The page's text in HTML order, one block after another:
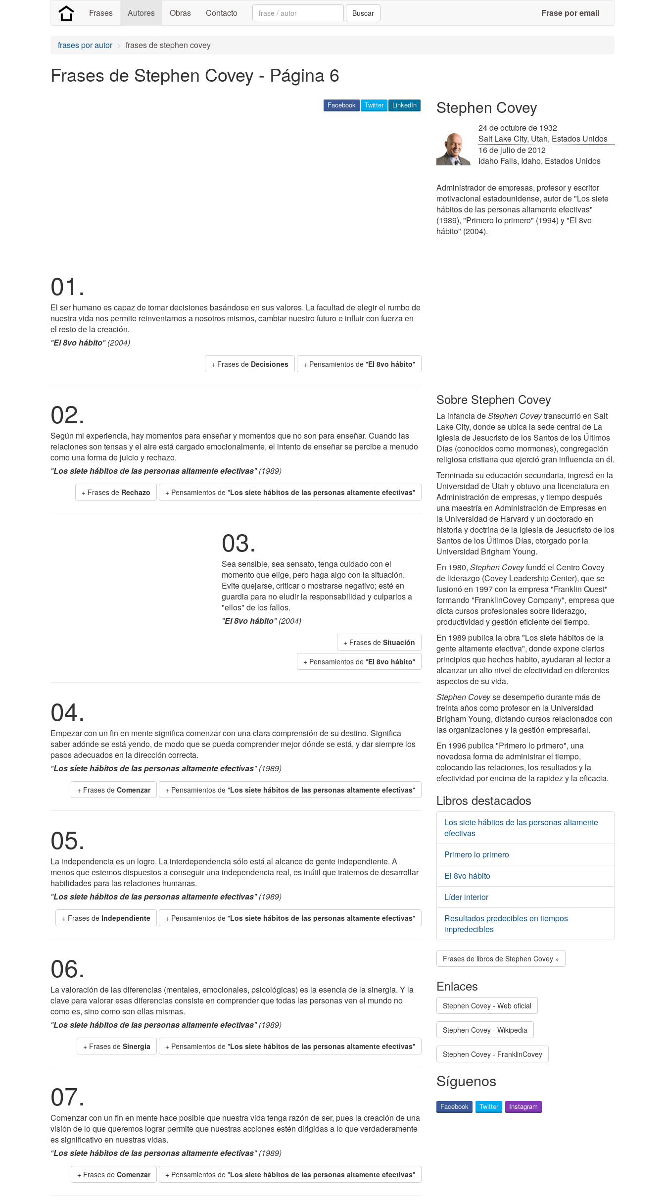
Frases Autores Obras Contacto Search: Buscar Frase por email
frases por autor frases de stephen covey
Frases de Stephen Covey - Página 6
LinkedIn
Twitter
Facebook
01.
El ser humano es capaz de tomar decisiones basándose en sus valores. La facultad de elegir el rumbo de
nuestra vida nos permite reinventarnos a nosotros mismos, cambiar nuestro futuro e influir con fuerza en
el resto de la creación.
"El 8vo hábito" (2004)
+ Frases de Decisiones + Pensamientos de "El 8vo hábito"
02.
Según mi experiencia, hay momentos para enseñar y momentos que no son para enseñar. Cuando las
relaciones son tensas y el aire está cargado emocionalmente, el intento de enseñar se percibe a menudo
como una forma de juicio y rechazo.
"Los siete hábitos de las personas altamente efectivas" (1989)
+ Frases de Rechazo + Pensamientos de "Los siete hábitos de las personas altamente efectivas"
03.
Sea sensible, sea sensato, tenga cuidado con el
momento que elige, pero haga algo con la situación.
Evite quejarse, criticar o mostrarse negativo; esté en
guardia para no eludir la responsabilidad y culparlos a
"ellos" de los fallos.
"El 8vo hábito" (2004)
+ Frases de Situación
+ Pensamientos de "El 8vo hábito"
04.
Empezar con un fin en mente significa comenzar con una clara comprensión de su destino. Significa
saber adónde se está yendo, de modo que se pueda comprender mejor dónde se está, y dar siempre los
pasos adecuados en la dirección correcta.
"Los siete hábitos de las personas altamente efectivas" (1989)
+ Frases de Comenzar + Pensamientos de "Los siete hábitos de las personas altamente efectivas"
05.
La independencia es un logro. La interdependencia sólo está al alcance de gente independiente. A
menos que estemos dispuestos a conseguir una independencia real, es inútil que tratemos de desarrollar
habilidades para las relaciones humanas.
"Los siete hábitos de las personas altamente efectivas" (1989)
+ Frases de Independiente + Pensamientos de "Los siete hábitos de las personas altamente efectivas"
06.
La valoración de las diferencias (mentales, emocionales, psicológicas) es la esencia de la sinergia. Y la
clave para valorar esas diferencias consiste en comprender que todas las personas ven el mundo no
como es, sino como son ellas mismas.
"Los siete hábitos de las personas altamente efectivas" (1989)
+ Frases de Sinergia + Pensamientos de "Los siete hábitos de las personas altamente efectivas"
07.
Comenzar con un fin en mente hace posible que nuestra vida tenga razón de ser, pues la creación de una
visión de lo que queremos lograr permite que nuestras acciones estén dirigidas a lo que verdaderamente
es significativo en nuestras vidas.
"Los siete hábitos de las personas altamente efectivas" (1989)
+ Frases de Comenzar + Pensamientos de "Los siete hábitos de las personas altamente efectivas"
Stephen Covey
24 de octubre de 1932
Salt Lake City, Utah, Estados Unidos
16 de julio de 2012
Idaho Falls, Idaho, Estados Unidos
Administrador de empresas, profesor y escritor
motivacional estadounidense, autor de "Los siete
hábitos de las personas altamente efectivas"
(1989), "Primero lo primero" (1994) y "El 8vo
hábito" (2004).
Sobre Stephen Covey
La infancia deStephen Coveytranscurrió en Salt
Lake City, donde se ubica la sede central de La
Iglesia de Jesucristo de los Santos de los Últimos
Días (conocidos como mormones), congregación
religiosa cristiana que ejerció gran influencia en él.
Terminada su educación secundaria, ingresó en la
Universidad de Utah y obtuvo una licenciatura en
Administración de empresas, y tiempo después
una maestría en Administración de Empresas en
la Universidad de Harvard y un doctorado en
historia y doctrina de la Iglesia de Jesucristo de los
Santos de los Últimos Días, otorgado por la
Universidad Brigham Young.
En 1980, Stephen Coveyfundó el Centro Covey
de liderazgo (Covey Leadership Center), que se
fusionó en 1997 con la empresa "Franklin Quest"
formando "FranklinCovey Company", empresa que
dicta cursos profesionales sobre liderazgo,
productividad y gestión eficiente del tiempo.
En 1989 publica la obra "Los siete hábitos de la
gente altamente efectiva", donde expone ciertos
principios que hechos habito, ayudaran al lector a
alcanzar un alto nivel de efectividad en diferentes
aspectos de su vida.
Stephen Coveyse desempeño durante más de
treinta años como profesor en la Universidad
Brigham Young, dictando cursos relacionados con
las organizaciones y la gestión empresarial.
En 1996 publica "Primero lo primero", una
novedosa forma de administrar el tiempo,
colocando las relaciones, los resultados y la
efectividad por encima de la rapidez y la eficacia.
Libros destacados
Los siete hábitos de las personas altamente
efectivas
Primero lo primero
El 8vo hábito
Líder interior
Resultados predecibles en tiempos
impredecibles
Frases de libros de Stephen Covey »
Enlaces
Stephen Covey - Web oficial
Stephen Covey - Wikipedia
Stephen Covey - FranklinCovey
Síguenos
Facebook Twitter Instagram